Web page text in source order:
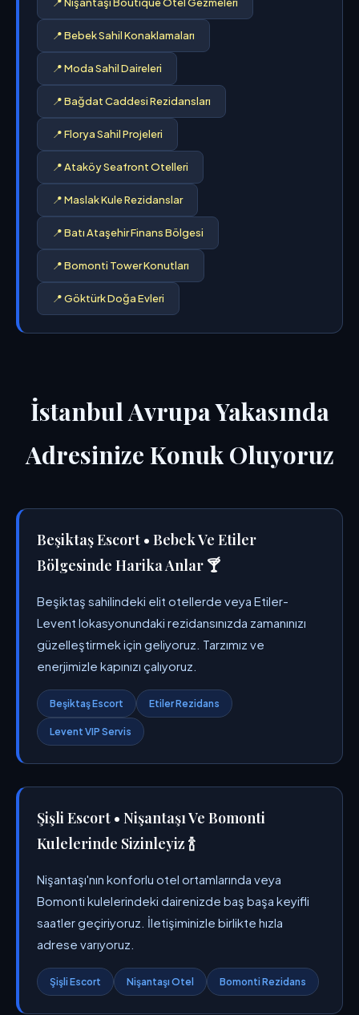
📍 Bebek Sahil Konaklamaları
📍 Moda Sahil Daireleri
📍 Bağdat Caddesi Rezidansları
📍 Florya Sahil Projeleri
📍 Ataköy Seafront Otelleri
📍 Maslak Kule Rezidanslar
📍 Batı Ataşehir Finans Bölgesi
📍 Bomonti Tower Konutları
📍 Göktürk Doğa Evleri
İstanbul Avrupa Yakasında
Adresinize Konuk Oluyoruz
Beşiktaş Escort • Bebek Ve Etiler
Bölgesinde Harika Anlar 🍸
Beşiktaş sahilindeki elit otellerde veya Etiler-
Levent lokasyonundaki rezidansınızda zamanınızı
güzelleştirmek için geliyoruz. Tarzımız ve
enerjimizle kapınızı çalıyoruz.
Beşiktaş Escort Etiler Rezidans
Levent VIP Servis
Şişli Escort • Nişantaşı Ve Bomonti
Kulelerinde Sizinleyiz 🍾
Nişantaşı'nın konforlu otel ortamlarında veya
Bomonti kulelerindeki dairenizde baş başa keyifli
saatler geçiriyoruz. İletişiminizle birlikte hızla
adrese varıyoruz.
Şişli Escort Nişantaşı Otel Bomonti Rezidans